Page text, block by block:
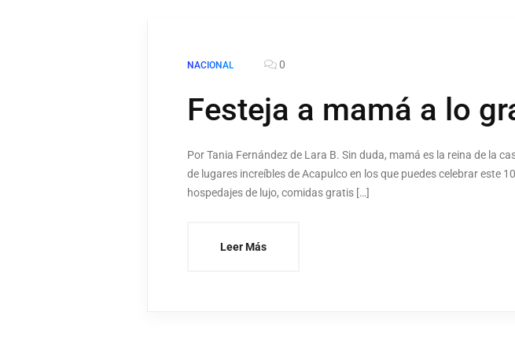
NACIONAL 0
Festeja a mamá a lo
Por Tania Fernández de Lara B. Sin duda, mamá es la reina de la
de lugares increíbles de Acapulco en los que puedes celebrar este
hospedajes de lujo, comidas gratis […]
Leer Más